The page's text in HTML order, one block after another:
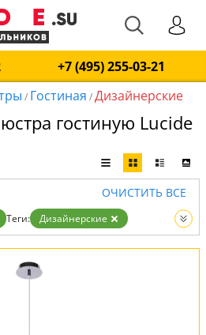
+7 (495) 255-03-21
/ Гостиная /Дизайнерские
гостиную Lucide
ОЧИСТИТЬ ВСЕ
Теги:
Дизайнерские